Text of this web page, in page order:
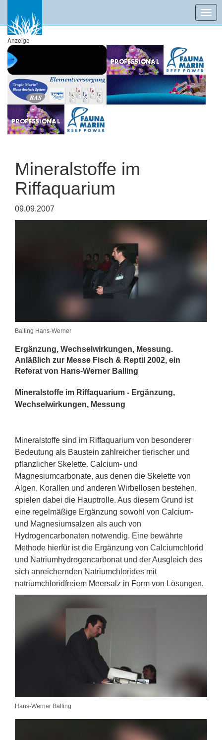
Anzeige
Mineralstoffe im
Riffaquarium
09.09.2007
Balling Hans-Werner
Ergänzung, Wechselwirkungen, Messung.
Anläßlich zur Messe Fisch & Reptil 2002, ein
Referat von Hans-Werner Balling
Mineralstoffe im Riffaquarium - Ergänzung,
Wechselwirkungen, Messung
Mineralstoffe sind im Riffaquarium von besonderer
Bedeutung als Baustein zahlreicher tierischer und
pflanzlicher Skelette. Calcium- und
Magnesiumcarbonate, aus denen die Skelette von
Algen, Korallen und anderen Wirbellosen bestehen,
spielen dabei die Hauptrolle. Aus diesem Grund ist
eine regelmäßige Ergänzung sowohl von Calcium-
und Magnesiumsalzen als auch von
Hydrogencarbonaten notwendig. Eine bewährte
Methode hierfür ist die Ergänzung von Calciumchlorid
und Natriumhydrogencarbonat und der Ausgleich des
sich anreichernden Natriumchlorides mit
natriumchloridfreiem Meersalz in Form von Lösungen.
Hans-Werner Balling